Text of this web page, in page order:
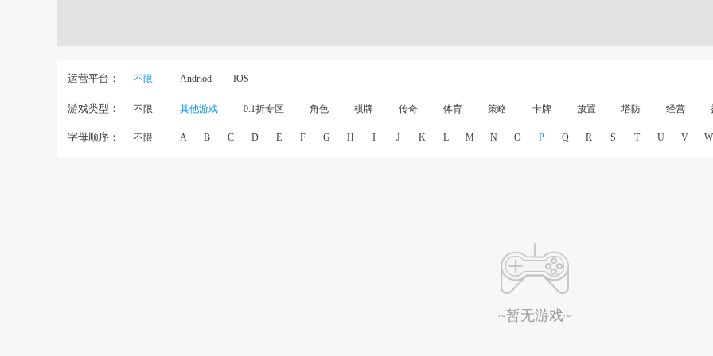
运营平台： 不限 Andriod IOS
游戏类型： 不限 其他游戏 0.1折专区 角色 棋牌 传奇 体育 策略 卡牌 放置 塔防 经营
字母顺序： 不限 A B C D E F G H I J K L M N O P Q R S T U V W
~暂无游戏~